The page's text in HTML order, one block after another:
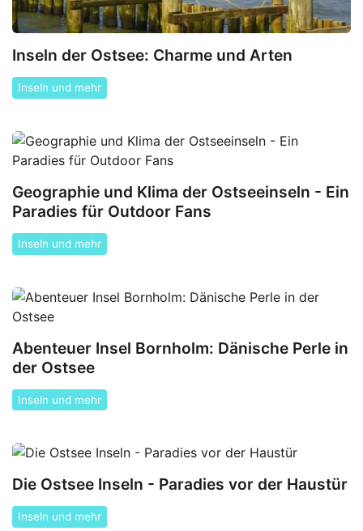
Inseln der Ostsee: Charme und Arten
Inseln und mehr
Geographie und Klima der Ostseeinseln - Ein
Paradies für Outdoor Fans
Inseln und mehr
Abenteuer Insel Bornholm: Dänische Perle in
der Ostsee
Inseln und mehr
Die Ostsee Inseln - Paradies vor der Haustür
Inseln und mehr